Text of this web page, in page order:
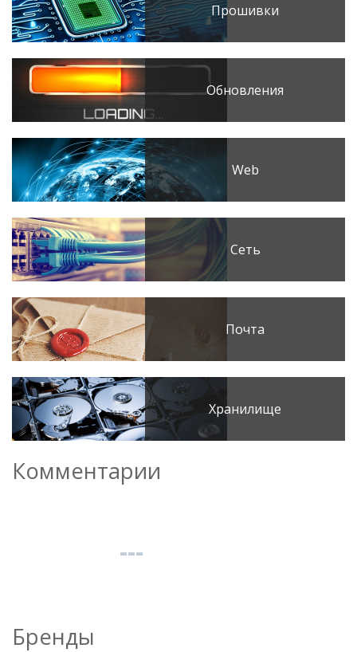
Прошивки
Обновления
Web
Сеть
Почта
Хранилище
Комментарии
Бренды